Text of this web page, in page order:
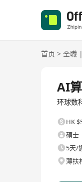
首页 > 全職 |
AI
环球数
HK
碩士
5天/
薄扶